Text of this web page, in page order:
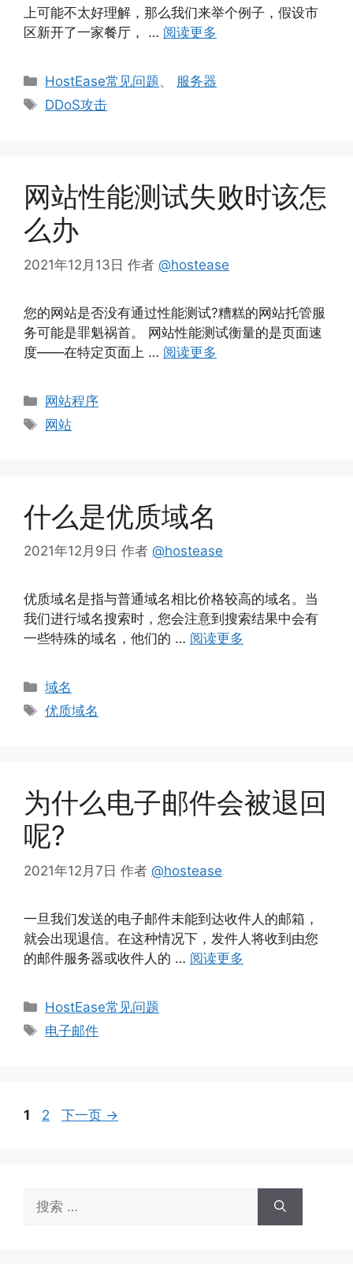
上可能不太好理解，那么我们来举个例子，假设市
区新开了一家餐厅， … 阅读更多
分
类
HostEase常见问题、 服务器
标
DDoS攻击
网站性能测试失败时该怎
么办
2021年12月13日 作者 @hostease
您的网站是否没有通过性能测试?糟糕的网站托管服
务可能是罪魁祸首。 网站性能测试衡量的是页面速
度——在特定页面上 … 阅读更多
分
类
网站程序
标
网站
什么是优质域名
2021年12月9日 作者 @hostease
优质域名是指与普通域名相比价格较高的域名。当
我们进行域名搜索时，您会注意到搜索结果中会有
一些特殊的域名，他们的 … 阅读更多
分
类
域名
标
优质域名
为什么电子邮件会被退回
呢?
2021年12月7日 作者 @hostease
一旦我们发送的电子邮件未能到达收件人的邮箱，
就会出现退信。在这种情况下，发件人将收到由您
的邮件服务器或收件人的 … 阅读更多
分
类
HostEase常见问题
标
电子邮件
页
1
页
2 下一页 →
索：